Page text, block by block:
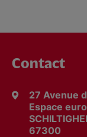
Contact
27 Avenue
Espace
67300